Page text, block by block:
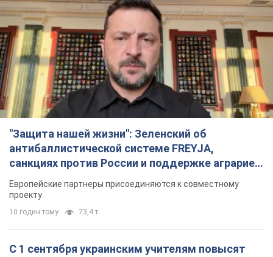
Видео
Европейские партнеры присоединяются к совместному
проекту
10 годин тому 73,4 т.
С 1 сентября украинским учителям повысят
зарплаты: Корецкий раскрыл подробности
Одновременно с повышением зарплат педагогам
стипендий
6 годин тому 4,1 т.
«Нам они тоже нужны»: Трамп ответил на
просьбу Зеленского о передаче Украине ракет
для Patriot
ограничены